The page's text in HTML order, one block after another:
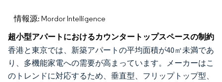
情報源: Mordor Intelligence
超小型アパートにおけるカウンタートップスペースの制約
香港と東京では、新築アパートの平均面積が40㎡未満であ
り、多機能家電への需要が高まっています。メーカーはこ
のトレンドに対応するため、垂直型、フリップトップ型、